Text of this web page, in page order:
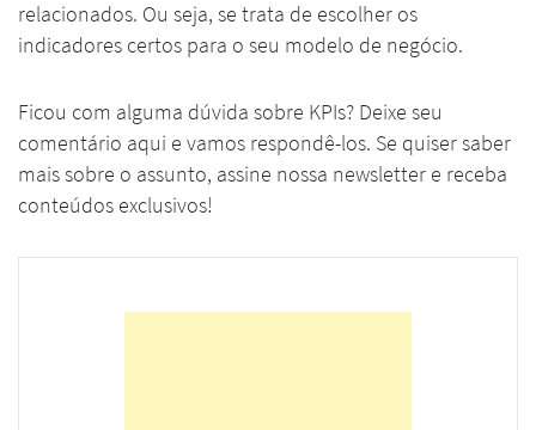
relacionados. Ou seja, se trata de escolher os
indicadores certos para o seu modelo de negócio.
Ficou com alguma dúvida sobre KPIs? Deixe seu
comentário aqui e vamos respondê-los. Se quiser saber
mais sobre o assunto, assine nossa newsletter e receba
conteúdos exclusivos!